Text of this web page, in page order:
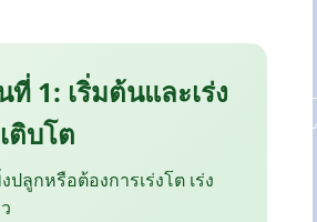
1: เริ่มต้นและเร่ง
ติบโต
ลูกหรือต้องการเร่งโต เร่ง